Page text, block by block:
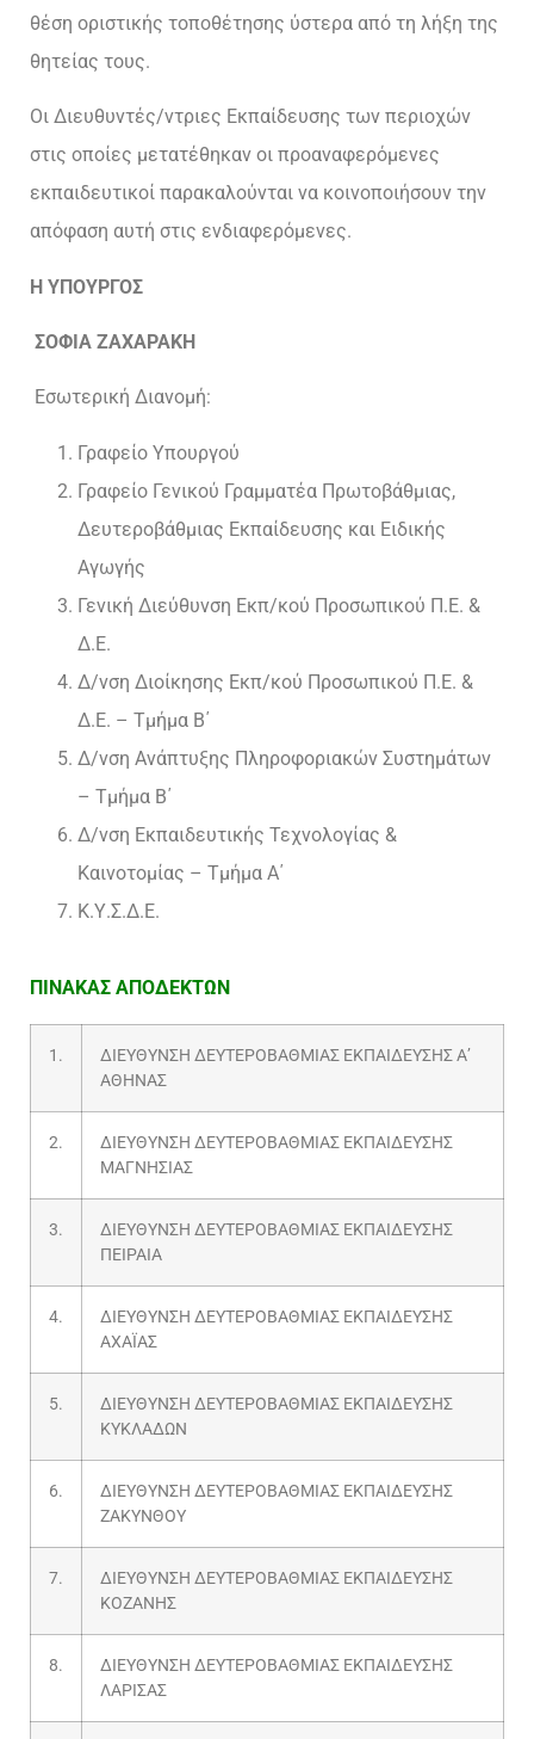
θέση οριστικής τοποθέτησης ύστερα από τη λήξη της
θητείας τους.
Οι Διευθυντές/ντριες Εκπαίδευσης των περιοχών
στις οποίες μετατέθηκαν οι προαναφερόμενες
εκπαιδευτικοί παρακαλούνται να κοινοποιήσουν την
απόφαση αυτή στις ενδιαφερόμενες.
Η ΥΠΟΥΡΓΟΣ
ΣΟΦΙΑ ΖΑΧΑΡΑΚΗ
Εσωτερική Διανομή:
Γραφείο Υπουργού
Γραφείο Γενικού Γραμματέα Πρωτοβάθμιας,
Δευτεροβάθμιας Εκπαίδευσης και Ειδικής
Αγωγής
Γενική Διεύθυνση Εκπ/κού Προσωπικού Π.Ε. &
Δ.Ε.
Δ/νση Διοίκησης Εκπ/κού Προσωπικού Π.Ε. &
Δ.Ε. – Τμήμα Β΄
Δ/νση Ανάπτυξης Πληροφοριακών Συστημάτων
– Τμήμα Β΄
Δ/νση Εκπαιδευτικής Τεχνολογίας &
Καινοτομίας – Τμήμα Α΄
Κ.Υ.Σ.Δ.Ε.
ΠΙΝΑΚΑΣ ΑΠΟΔΕΚΤΩΝ
1.
ΔΙΕΥΘΥΝΣΗ ΔΕΥΤΕΡΟΒΑΘΜΙΑΣ ΕΚΠΑΙΔΕΥΣΗΣ Α’
ΑΘΗΝΑΣ
2.
ΔΙΕΥΘΥΝΣΗ ΔΕΥΤΕΡΟΒΑΘΜΙΑΣ ΕΚΠΑΙΔΕΥΣΗΣ
ΜΑΓΝΗΣΙΑΣ
3.
ΔΙΕΥΘΥΝΣΗ ΔΕΥΤΕΡΟΒΑΘΜΙΑΣ ΕΚΠΑΙΔΕΥΣΗΣ
ΠΕΙΡΑΙΑ
4.
ΔΙΕΥΘΥΝΣΗ ΔΕΥΤΕΡΟΒΑΘΜΙΑΣ ΕΚΠΑΙΔΕΥΣΗΣ
ΑΧΑΪΑΣ
5.
ΔΙΕΥΘΥΝΣΗ ΔΕΥΤΕΡΟΒΑΘΜΙΑΣ ΕΚΠΑΙΔΕΥΣΗΣ
ΚΥΚΛΑΔΩΝ
6.
ΔΙΕΥΘΥΝΣΗ ΔΕΥΤΕΡΟΒΑΘΜΙΑΣ ΕΚΠΑΙΔΕΥΣΗΣ
ΖΑΚΥΝΘΟΥ
7.
ΔΙΕΥΘΥΝΣΗ ΔΕΥΤΕΡΟΒΑΘΜΙΑΣ ΕΚΠΑΙΔΕΥΣΗΣ
ΚΟΖΑΝΗΣ
8.
ΔΙΕΥΘΥΝΣΗ ΔΕΥΤΕΡΟΒΑΘΜΙΑΣ ΕΚΠΑΙΔΕΥΣΗΣ
ΛΑΡΙΣΑΣ